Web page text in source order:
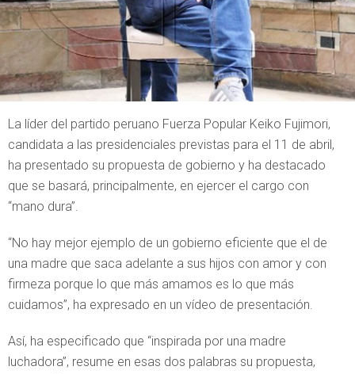
La líder del partido peruano Fuerza Popular Keiko Fujimori,
candidata a las presidenciales previstas para el 11 de abril,
ha presentado su propuesta de gobierno y ha destacado
que se basará, principalmente, en ejercer el cargo con
“mano dura”.
“No hay mejor ejemplo de un gobierno eficiente que el de
una madre que saca adelante a sus hijos con amor y con
firmeza porque lo que más amamos es lo que más
cuidamos”, ha expresado en un vídeo de presentación.
Así, ha especificado que “inspirada por una madre
luchadora”, resume en esas dos palabras su propuesta,